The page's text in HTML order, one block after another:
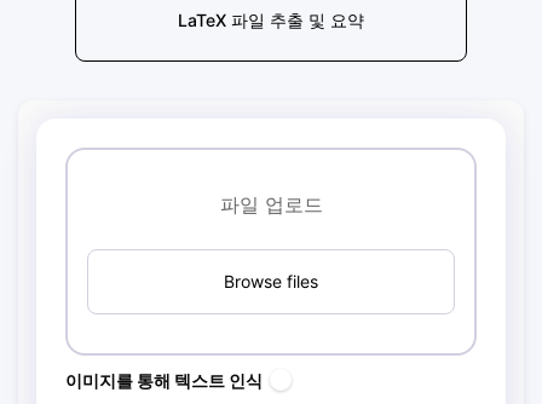
LaTeX 파일 추출 및 요약
파일 업로드
Browse files
이미지를 통해 텍스트 인식